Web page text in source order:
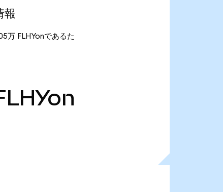
万 FLHYonであるた